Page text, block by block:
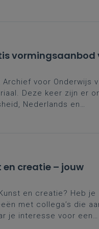
vormingsaanbod
voor Onderwijs
Deze keer zijn er
Nederlands en
creatie – jouw
en creatie? Heb je
met collega’s die
je interesse voor een